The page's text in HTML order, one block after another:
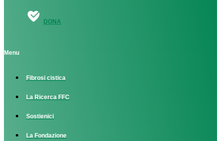
DONA
Menu
Fibrosi cistica
La Ricerca FFC
Sostienici
La Fondazione